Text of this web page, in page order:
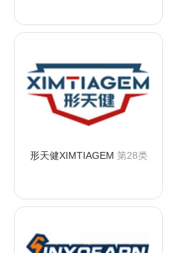
形天健XIMTIAGEM 第28类